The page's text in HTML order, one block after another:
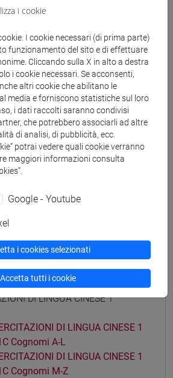
MEDITERRANEA - Laurea
mutuati
DI LINGUA CINESE 1 MOD.1B
dell'insegnamento
1 MOD.1
DI LINGUA CINESE 1
DI LINGUA CINESE 1
DI LINGUA CINESE 1
DI LINGUA CINESE 1
Cognomi A-L
DI LINGUA CINESE 1
Cognomi M-Z
i cookie
I cookie necessari (di prima parte)
funzionamento del sito e di effettuare
Cliccando sulla X in alto a destra
i cookie necessari. Se acconsenti,
altri cookie che abilitano le
media e forniscono statistiche sul loro
i dati raccolti saranno condivisi
che potrebbero associarli ad altre
di analisi, di pubblicità, ecc.
potrai vedere quali cookie verranno
maggiori informazioni consulta
Google - Youtube
i cookies selezionati
Accetta tutti i cookie